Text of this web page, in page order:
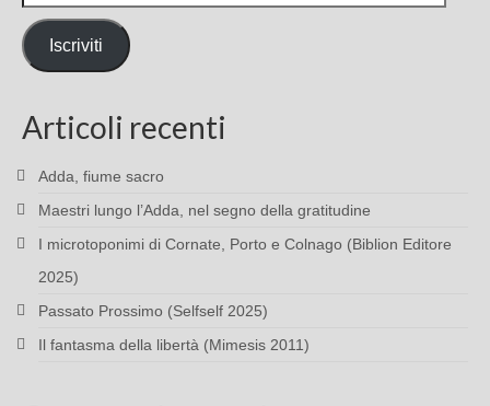
e-
mail
Iscriviti
Articoli recenti
Adda, fiume sacro
Maestri lungo l’Adda, nel segno della gratitudine
I microtoponimi di Cornate, Porto e Colnago (Biblion Editore
2025)
Passato Prossimo (Selfself 2025)
Il fantasma della libertà (Mimesis 2011)